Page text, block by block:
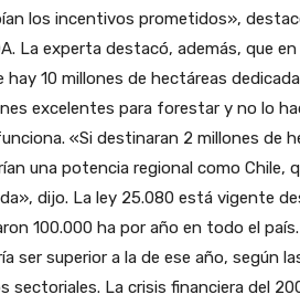
los incentivos prometidos»,
La experta destacó, además, que
10 millones de hectáreas
excelentes para forestar y no lo
«Si destinaran 2 millones de
una potencia regional como Chile,
dijo. La ley 25.080 está vigente
100.000 ha por año en todo el país.
ser superior a la de ese año, según
sectoriales. La crisis financiera del